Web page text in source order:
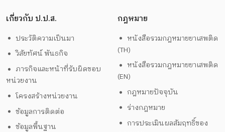
เกี่ยวกับ ป.ป.ส.
ประวัติความเป็นมา
วิสัยทัศน์ พันธกิจ
ภารกิจและหน้าที่รับผิดชอบ
หน่วยงาน
โครงสร้างหน่วยงาน
ข้อมูลการติดต่อ
ข้อมูลพื้นฐาน
กฎหมาย
หนังสือรวมกฎหมายยาเสพติด
(TH)
หนังสือรวมกฎหมายยาเสพติด
(EN)
กฎหมายปัจจุบัน
ร่างกฎหมาย
การประเมินผลสัมฤทธิ์ของ